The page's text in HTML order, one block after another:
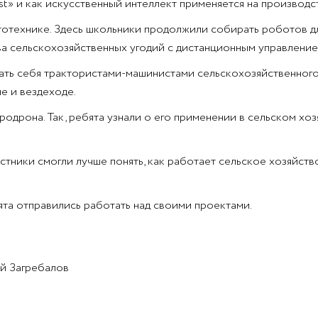
и как искусственный интеллект применяется на
Здесь школьники продолжили собирать роботов
угодий с дистанционным
себя трактористами-машинистами
и вездеходе.
Так, ребята узнали о его применении в сельском
смогли лучше понять, как работает сельское
отправились работать над своими проектами.
Загребалов